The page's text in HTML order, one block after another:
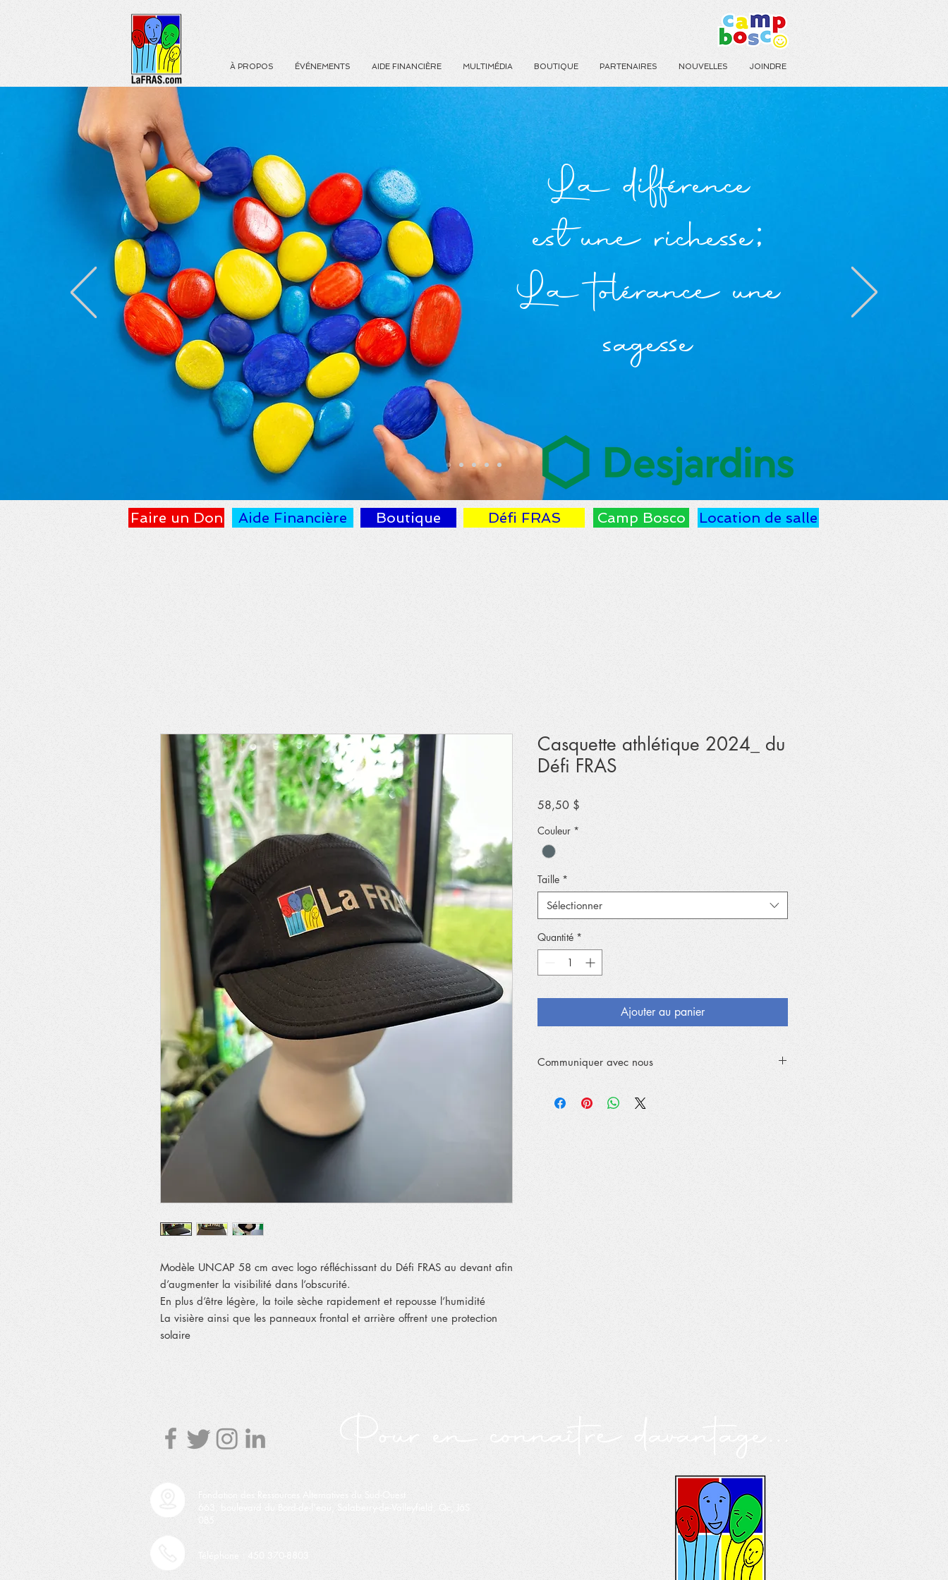
À PROPOS ÉVÉNEMENTS AIDE FINANCIÈRE MULTIMÉDIA BOUTIQUE PARTENAIRES NOUVELLES JOINDRE
La différence
est une richesse;
La tolérance une
sagesse
Faire un Don Aide Financière Boutique Défi FRAS Camp Bosco Location de salle
Modèle UNCAP 58 cm avec logo réfléchissant du Défi FRAS au devant afin
d’augmenter la visibilité dans l’obscurité.
En plus d’être légère, la toile sèche rapidement et repousse l’humidité
La visière ainsi que les panneaux frontal et arrière offrent une protection
solaire
Casquette athlétique 2024_ du
Défi FRAS
58,50 $
Couleur *
Taille *
Sélectionner
Quantité *
Ajouter au panier
Communiquer avec nous
Veuillez prendre rendez-vous à la FRAS
Pour en connaître davantage...
Fondation des Ressources Alternatives du Sud-Ouest
663, boulevard du Bord-de-l'eau, Salaberry-de-Valleyfield, Qc, J6S
Téléphone : 450 370-8803